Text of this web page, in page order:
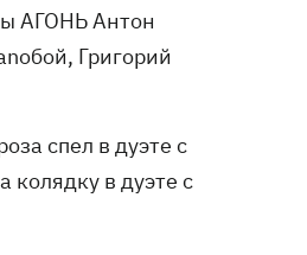
АГОНЬ Антон
Григорий
спел в дуэте с
колядку в дуэте с